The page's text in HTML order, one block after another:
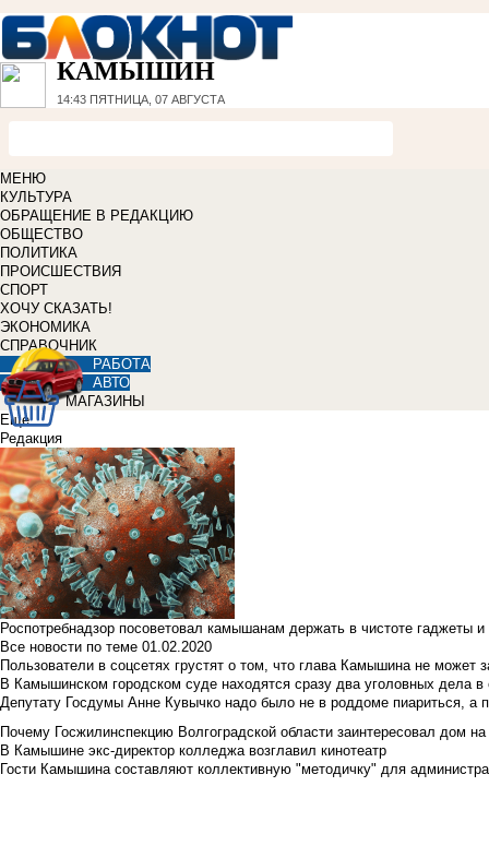
КАМЫШИН
14:43 ПЯТНИЦА, 07 АВГУСТА
МЕНЮ
КУЛЬТУРА
ОБРАЩЕНИЕ В РЕДАКЦИЮ
ОБЩЕСТВО
ПОЛИТИКА
ПРОИСШЕСТВИЯ
СПОРТ
ХОЧУ СКАЗАТЬ!
ЭКОНОМИКА
СПРАВОЧНИК
РАБОТА
АВТО
МАГАЗИНЫ
Еще
Редакция
Роспотребнадзор посоветовал камышанам держать в чистоте гаджеты
Все новости по теме 01.02.2020
Пользователи в соцсетях грустят о том, что глава Камышина не может
В Камышинском городском суде находятся сразу два уголовных дела
Депутату Госдумы Анне Кувычко надо было не в роддоме пиариться, а
Почему Госжилинспекцию Волгоградской области заинтересовал дом
В Камышине экс-директор колледжа возглавил кинотеатр
Гости Камышина составляют коллективную "методичку" для